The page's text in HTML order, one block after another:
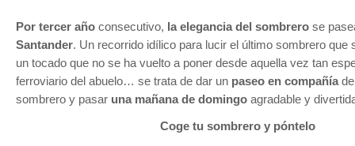
Por tercer año consecutivo, la elegancia del sombrero se
Santander. Un recorrido idílico para lucir el último sombrero que
un tocado que no se ha vuelto a poner desde aquella vez tan
ferroviario del abuelo… se trata de dar un paseo en compañía
sombrero y pasar una mañana de domingo agradable y
Coge tu sombrero y póntelo